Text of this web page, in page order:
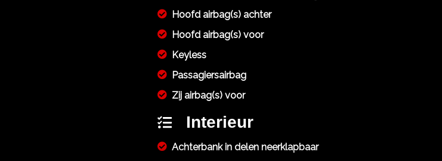
Hoofd airbag(s) achter
Hoofd airbag(s) voor
Keyless
Passagiersairbag
Zij airbag(s) voor
Interieur
Achterbank in delen neerklapbaar